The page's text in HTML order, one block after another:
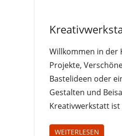
Juz-
Willkommen in der
Projekte,
Bastelideen oder
Gestalten und
Kreativwerkstatt
WEITERLESEN